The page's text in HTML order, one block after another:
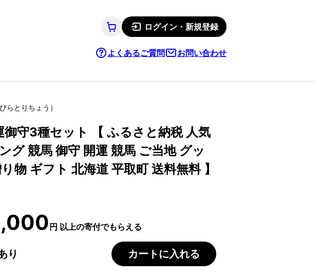
ログイン・新規登録
よくあるご質問 お問い合わせ
びらとりちょう ）
御守3種セット 【 ふるさと納税 人気
グ 競馬 御守 開運 競馬 ご当地 グッ
物 ギフト 北海道 平取町 送料無料 】
円 以上の寄付でもらえる
り カートに入れる